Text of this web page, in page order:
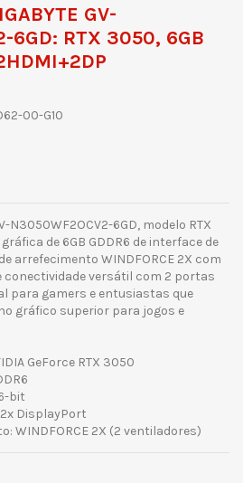
GV-
6GD: RTX 3050, 6GB
00-G10
N3050WF2OCV2-6GD, modelo RTX
de 6GB GDDR6 de interface de
arrefecimento WINDFORCE 2X com
conectividade versátil com 2 portas
para gamers e entusiastas que
gráfico superior para jogos e
GeForce RTX 3050
bit
2x DisplayPort
WINDFORCE 2X (2 ventiladores)